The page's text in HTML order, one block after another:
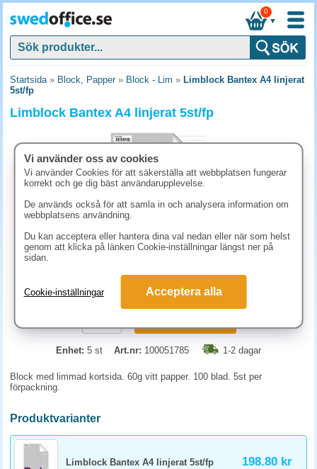
▼
0
Startsida» Block, Papper» Block - Lim » Limblock Bantex A4 linjerat
5st/fp
Limblock Bantex A4 linjerat 5st/fp
198.80 kr (inkl. moms)
Enhet: 5 st Art.nr: 100051785 1-2 dagar
Block med limmad kortsida. 60g vitt papper. 100 blad. 5st per
förpackning.
Produktvarianter
Limblock Bantex A4 linjerat 5st/fp 198.80 kr
Vi använder oss av cookies
Vi använder Cookies för att säkerställa att webbplatsen fungerar
korrekt och ge dig bäst användarupplevelse.
De används också för att samla in och analysera information om
webbplatsens användning.
Du kan acceptera eller hantera dina val nedan eller när som helst
genom att klicka på länken Cookie-inställningar längst ner på
sidan.
Cookie-inställningar Acceptera alla